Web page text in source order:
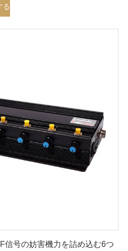
る
信号の妨害機力を詰め込む6つ